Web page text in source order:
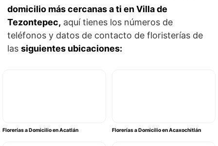
domicilio más cercanas a ti en Villa de
Tezontepec, aquí tienes los números de
teléfonos y datos de contacto de floristerías de
las siguientes ubicaciones:
Florerías a Domicilio en Acatlán Florerías a Domicilio en Acaxochitlán